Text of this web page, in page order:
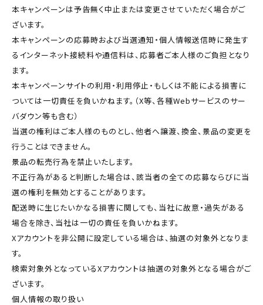
本キャンペーンは予告無く中止または変更させていただく場合がご
ざいます。
本キャンペーンの応募時および当選通知・個人情報送信時に発生す
るインターネット接続料や通信料は、応募者ご本人様のご負担となり
ます。
本キャンペーンサイトの利用・利用停止・もしくは不能による損害に
ついては一切責任を負いかねます。（X等、各種Webサービスのサー
バダウン等も含む）
当選の権利はご本人様のものとし、他者へ譲渡、換金、景品の変更を
行うことはできません。
景品の転売行為を禁止いたします。
不正行為があると判断した場合は、該当者の全ての応募ならびに当
選の権利を無効とすることがあります。
配送時に生じたいかなる損害に関しても、当社に故意・過失がある
場合を除き、当社は一切の責任を負いかねます。
Xアカウントを非公開に設定している場合は、抽選の対象外となりま
す。
検索対象外となっているXアカウントは抽選の対象外となる場合がご
ざいます。
個人情報の取り扱い